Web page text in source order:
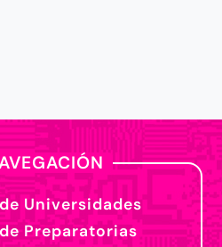
Universidades
Preparatorias